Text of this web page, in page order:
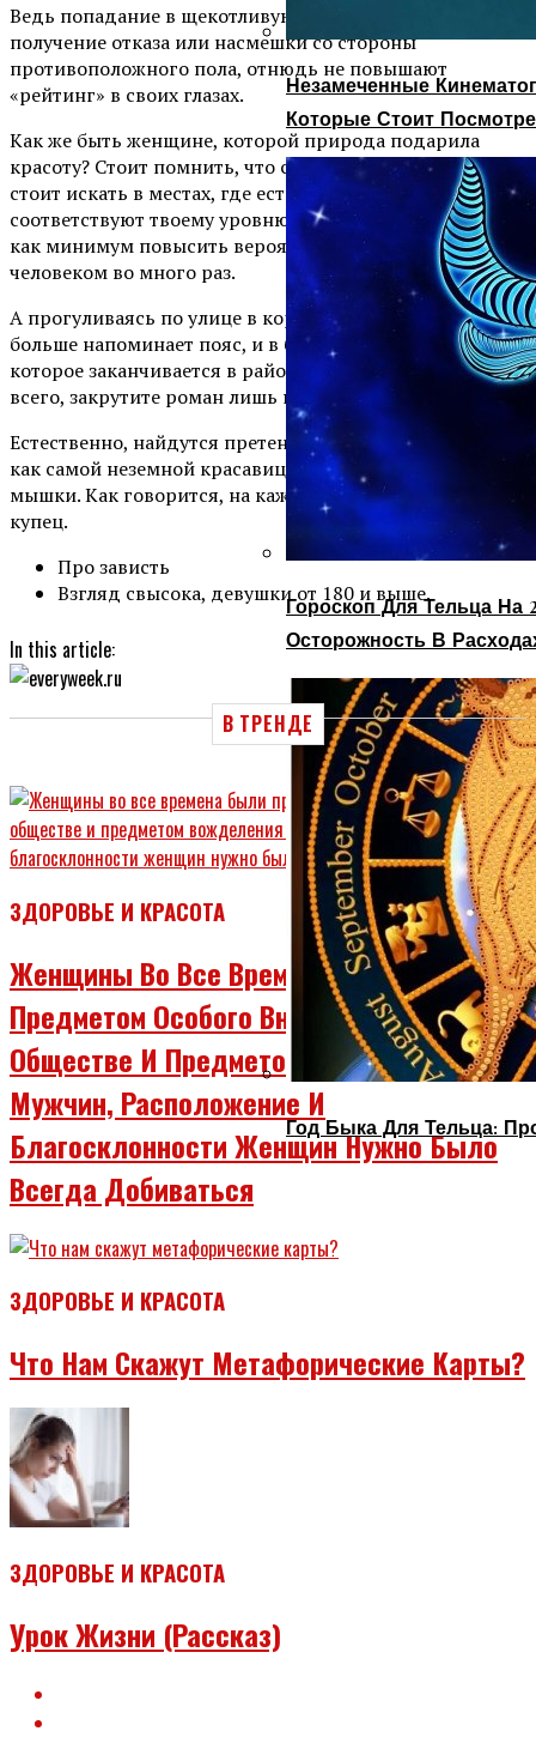
Незамеченные
Которые Стоит
Гороскоп Для Тельца На
Осторожность В
Год Быка Для Тельца:
Ведь попадание в щекотливую ситуацию, а тем более
получение отказа или насмешки со стороны
противоположного пола, отнюдь не повышают
«рейтинг» в своих глазах.
Как же быть женщине, которой природа подарила
красоту? Стоит помнить, что серьезные отношения
стоит искать в местах, где есть мужчины, которые
соответствуют твоему уровню и твоих интересов. Это
как минимум повысить вероятность встречи с нужным
человеком во много раз.
А прогуливаясь по улице в короткой юбке, которая
больше напоминает пояс, и в блузке с декольте,
которое заканчивается в районе талии, вы, скорее
всего, закрутите роман лишь на одну ночь.
Естественно, найдутся претенденты, достойные руки,
как самой неземной красавицы, так и обычной серой
мышки. Как говорится, на каждый товар найдется свой
купец.
Про зависть
Взгляд свысока, девушки от 180 и выше.
In this article:
В ТРЕНДЕ
ЗДОРОВЬЕ И КРАСОТА
Женщины Во Все Времена Были
Предметом Особого Внимания В
Обществе И Предметом Вожделения
Мужчин, Расположение И
Благосклонности Женщин Нужно Было
Всегда Добиваться
ЗДОРОВЬЕ И КРАСОТА
Что Нам Скажут Метафорические Карты?
ЗДОРОВЬЕ И КРАСОТА
Урок Жизни (рассказ)